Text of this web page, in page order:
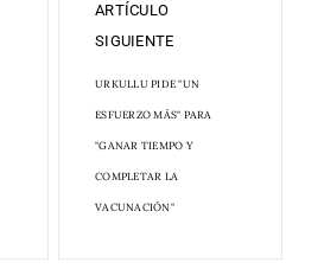
ARTÍCULO
SIGUIENTE
URKULLU PIDE "UN
ESFUERZO MÁS" PARA
"GANAR TIEMPO Y
COMPLETAR LA
VACUNACIÓN"